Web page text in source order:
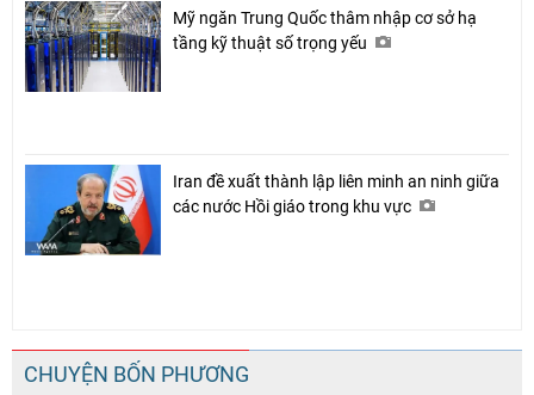
Mỹ ngăn Trung Quốc thâm nhập cơ sở hạ
tầng kỹ thuật số trọng yếu
Iran đề xuất thành lập liên minh an ninh giữa
các nước Hồi giáo trong khu vực
CHUYỆN BỐN PHƯƠNG